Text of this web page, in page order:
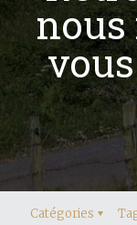
Catégories